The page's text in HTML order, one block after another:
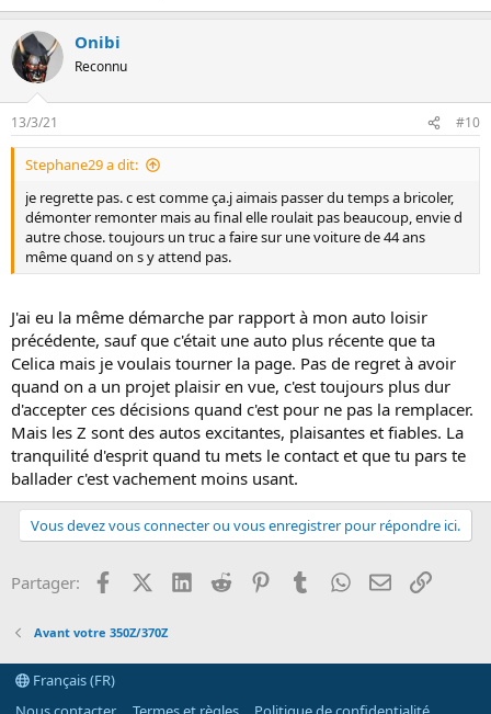
Onibi
Reconnu
13/3/21 #10
Stephane29 a dit:
je regrette pas. c est comme ça.j aimais passer du temps a bricoler,
démonter remonter mais au final elle roulait pas beaucoup, envie d
autre chose. toujours un truc a faire sur une voiture de 44 ans
même quand on s y attend pas.
J'ai eu la même démarche par rapport à mon auto loisir
précédente, sauf que c'était une auto plus récente que ta
Celica mais je voulais tourner la page. Pas de regret à avoir
quand on a un projet plaisir en vue, c'est toujours plus dur
d'accepter ces décisions quand c'est pour ne pas la remplacer.
Mais les Z sont des autos excitantes, plaisantes et fiables. La
tranquilité d'esprit quand tu mets le contact et que tu pars te
ballader c'est vachement moins usant.
Vous devez vous connecter ou vous enregistrer pour répondre ici.
Partager: FacebookX (Twitter)
LinkedInReddit PinterestTumblrWhatsApp
EmailLien
Avant votre 350Z/370Z
Français (FR)